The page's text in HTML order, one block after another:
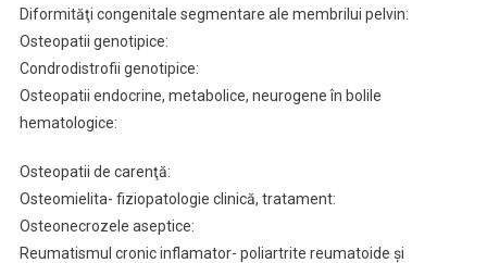
Diformităţi congenitale segmentare ale membrilui pelvin:
Osteopatii genotipice:
Condrodistrofii genotipice:
Osteopatii endocrine, metabolice, neurogene în bolile
hematologice:
Osteopatii de carenţă:
Osteomielita- fiziopatologie clinică, tratament:
Osteonecrozele aseptice:
Reumatismul cronic inflamator- poliartrite reumatoide şi